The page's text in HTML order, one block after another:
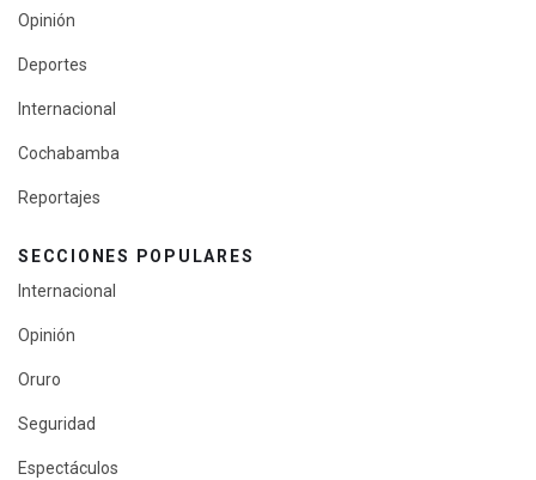
Opinión
Deportes
Internacional
Cochabamba
Reportajes
SECCIONES POPULARES
Internacional
Opinión
Oruro
Seguridad
Espectáculos